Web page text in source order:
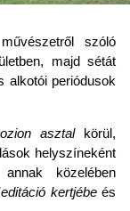
szóló
majd sétát
alkotói periódusok
asztal körül,
helyszíneként
közelében
kertjébe és